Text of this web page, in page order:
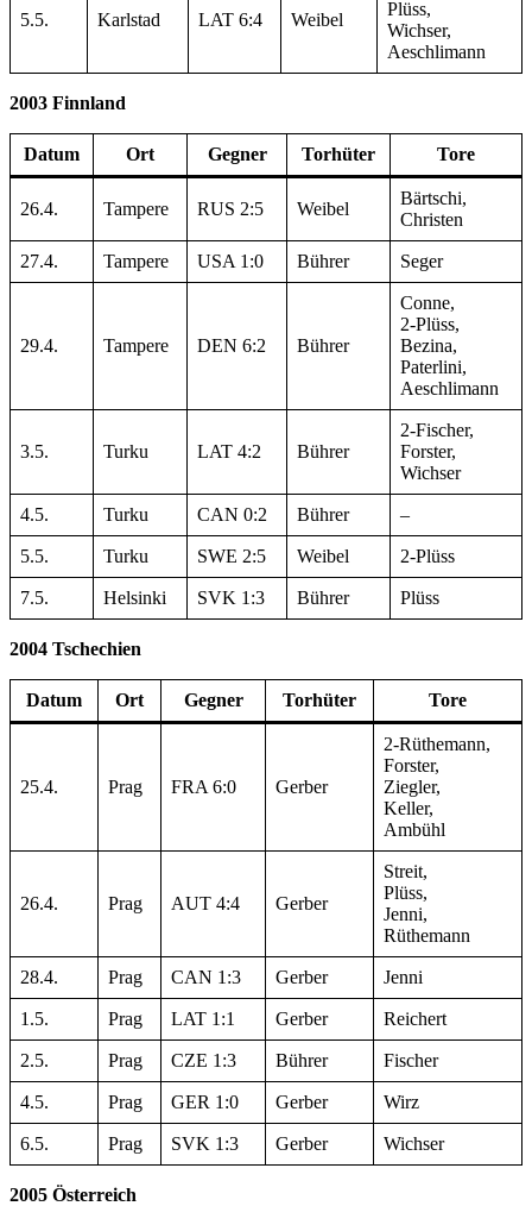
5.5. Karlstad LAT 6:4 Weibel
Plüss,
Wichser,
Aeschlimann
2003 Finnland
Datum Ort Gegner Torhüter Tore
26.4. Tampere RUS 2:5 Weibel
Bärtschi,
Christen
27.4. Tampere USA 1:0 Bührer Seger
29.4. Tampere DEN 6:2 Bührer
Conne,
2-Plüss,
Bezina,
Paterlini,
Aeschlimann
3.5. Turku LAT 4:2 Bührer
2-Fischer,
Forster,
Wichser
4.5. Turku CAN 0:2 Bührer –
5.5. Turku SWE 2:5 Weibel 2-Plüss
7.5. Helsinki SVK 1:3 Bührer Plüss
2004 Tschechien
Datum Ort Gegner Torhüter Tore
25.4. Prag FRA 6:0 Gerber
2-Rüthemann,
Forster,
Ziegler,
Keller,
Ambühl
26.4. Prag AUT 4:4 Gerber
Streit,
Plüss,
Jenni,
Rüthemann
28.4. Prag CAN 1:3 Gerber Jenni
1.5. Prag LAT 1:1 Gerber Reichert
2.5. Prag CZE 1:3 Bührer Fischer
4.5. Prag GER 1:0 Gerber Wirz
6.5. Prag SVK 1:3 Gerber Wichser
2005 Österreich